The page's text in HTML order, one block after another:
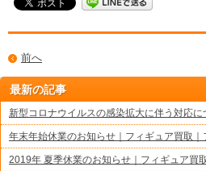
前へ
最新の記事
新型コロナウイルスの感染拡大に伴う対応に
年末年始休業のお知らせ｜フィギュア買取｜
2019年 夏季休業のお知らせ｜フィギュア買